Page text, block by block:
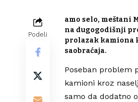
Podeli
amo selo, meštani
na dugogodišnji
prolazak kamiona
saobraćaja.
Poseban problem
kamioni kroz
samo da dodatno